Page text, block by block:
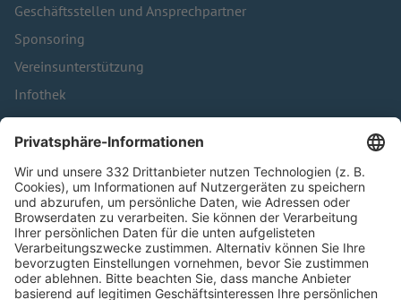
Geschäftsstellen und Ansprechpartner
Sponsoring
Vereinsunterstützung
Infothek
Kontakt
HÄUFIG BESUCHTE SEITEN
Pässe und Vereinswechsel
Trainerausbildung
Schulungsangebot Vereinsmitarbeiter
BFV-Geschäftsstellen